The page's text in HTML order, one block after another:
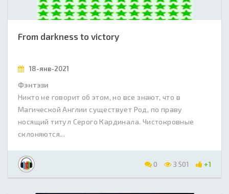
From darkness to victory
18-янв-2021
Фэнтэзи
Никто не говорит об этом, но все знают, что в
Магической Англии существует Род, по праву
носящий титул Серого Кардинала. Чистокровные
склоняются...
0 3 501 +1